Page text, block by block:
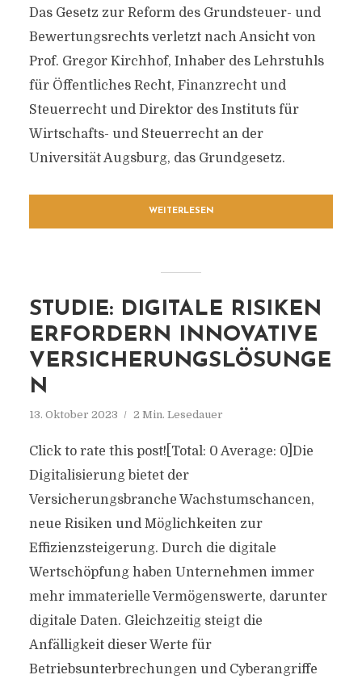
Das Gesetz zur Reform des Grundsteuer- und
Bewertungsrechts verletzt nach Ansicht von
Prof. Gregor Kirchhof, Inhaber des Lehrstuhls
für Öffentliches Recht, Finanzrecht und
Steuerrecht und Direktor des Instituts für
Wirtschafts- und Steuerrecht an der
Universität Augsburg, das Grundgesetz.
WEITERLESEN
STUDIE: DIGITALE RISIKEN
ERFORDERN INNOVATIVE
VERSICHERUNGSLÖSUNGE
N
13. Oktober 2023 2 Min. Lesedauer
Click to rate this post![Total: 0 Average: 0]Die
Digitalisierung bietet der
Versicherungsbranche Wachstumschancen,
neue Risiken und Möglichkeiten zur
Effizienzsteigerung. Durch die digitale
Wertschöpfung haben Unternehmen immer
mehr immaterielle Vermögenswerte, darunter
digitale Daten. Gleichzeitig steigt die
Anfälligkeit dieser Werte für
Betriebsunterbrechungen und Cyberangriffe